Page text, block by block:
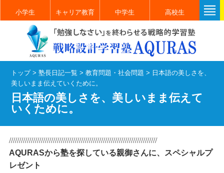
小学生 キャリア教育 中学生 高校生
トップ>塾長日記一覧 >教育問題・社会問題 > 日本語の美しさを、
美しいまま伝えていくために。
日本語の美しさを、美しいまま伝えて
いくために。
//////////////////////////////////////////////////////////////////////////
AQURASから塾を探している親御さんに、スペシャルプ
レゼント